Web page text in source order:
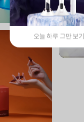
오늘 하루 그만 보기